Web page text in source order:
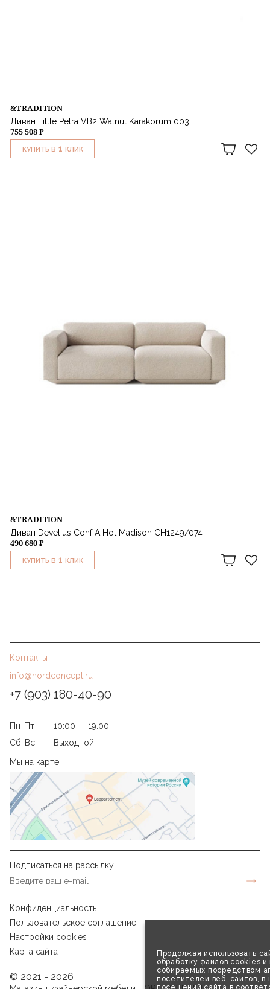
Продолжая использовать
обработку файлов cookies и
собираемых посредством
посетителей веб-сайтов, в
посещений сайта в
&TRADITION
Диван Little Petra VB2 Walnut Karakorum 003
755 508 ₽
КУПИТЬ В 1 КЛИК
&TRADITION
Диван Develius Conf A Hot Madison CH1249/074
490 680 ₽
КУПИТЬ В 1 КЛИК
Контакты
info@nordconcept.ru
+7 (903) 180-40-90
Пн-Пт
10:00 — 19.00
Сб-Вс
Выходной
Мы на карте
Подписаться на рассылку
Конфиденциальность
Пользовательское соглашение
Настройки cookies
Карта сайта
© 2021 - 2026